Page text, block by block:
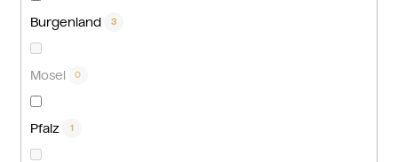
Burgenland 3
Mosel 0
Pfalz 1